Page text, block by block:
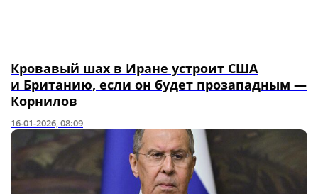
Кровавый шах в Иране устроит США
и Британию, если он будет прозападным —
Корнилов
16-01-2026, 08:09